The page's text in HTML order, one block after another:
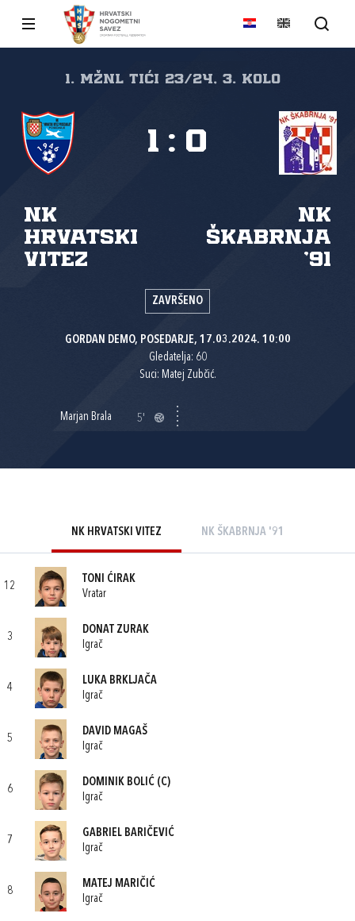
1. MŽNL TIĆI 23/24, 3. kolo
NK
Hrvatski
vitez
NK
Škabrnja
'91
1 : 0
ZAVRŠENO
GORDAN DEMO, POSEDARJE, 17.03.2024. 10:00
Gledatelja: 60
Suci: Matej Zubčić.
Marjan Brala 5'
NK HRVATSKI VITEZ NK ŠKABRNJA '91
12
TONI ĆIRAK
Vratar
3
DONAT ZURAK
Igrač
4
LUKA BRKLJAČA
Igrač
5
DAVID MAGAŠ
Igrač
6
DOMINIK BOLIĆ (C)
Igrač
7
GABRIEL BARIČEVIĆ
Igrač
8
MATEJ MARIČIĆ
Igrač